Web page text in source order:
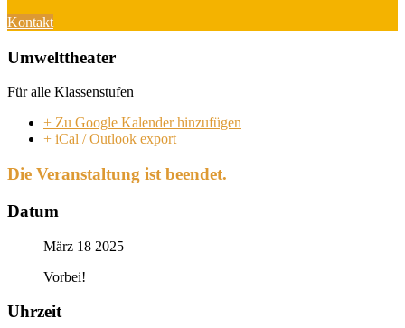
Kontakt
Umwelttheater
Für alle Klassenstufen
+ Zu Google Kalender hinzufügen
+ iCal / Outlook export
Die Veranstaltung ist beendet.
Datum
März 18 2025
Vorbei!
Uhrzeit